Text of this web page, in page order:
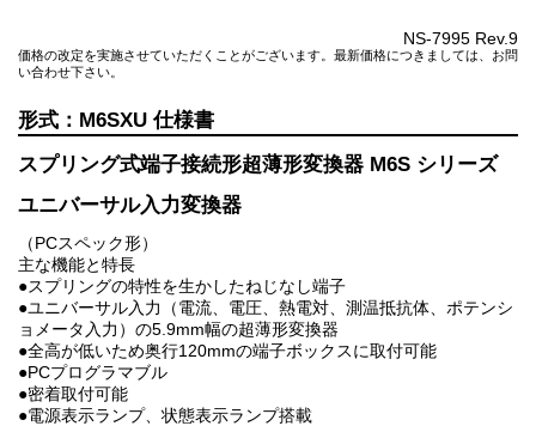
NS-7995 Rev.9
価格の改定を実施させていただくことがございます。最新価格につきましては、お問
い合わせ下さい。
M6SXU
スプリング式端子接続形超薄形変換器 M6S シリーズ
ユニバーサル入力変換器
（PCスペック形）
主な機能と特長
●スプリングの特性を生かしたねじなし端子
●ユニバーサル入力（電流、電圧、熱電対、測温抵抗体、ポテンシ
ョメータ入力）の5.9mm幅の超薄形変換器
●全高が低いため奥行120mmの端子ボックスに取付可能
●PCプログラマブル
●密着取付可能
●電源表示ランプ、状態表示ランプ搭載